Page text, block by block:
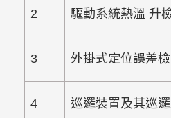
2 驅動系統熱溫 升
3 外掛式定位誤差
4 巡邏裝置及其巡